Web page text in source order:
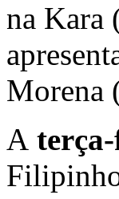
na Kara
Morena
A